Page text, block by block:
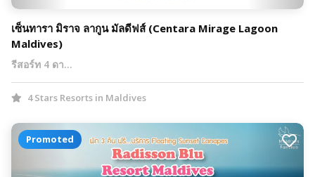
เซ็นทารา มิราจ ลากูน มัลดีฟส์ (​Centara Mirage Lagoon
Maldives)
รีสอร์ท 4 ดา…
4 Stars Resorts in Maldives
Promoted